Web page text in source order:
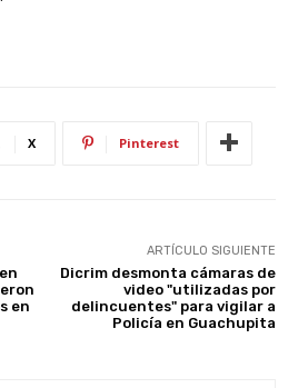
X Pinterest
en
ARTÍCULO SIGUIENTE
Dicrim desmonta cámaras de
video "utilizadas por
delincuentes" para vigilar a
Policía en Guachupita